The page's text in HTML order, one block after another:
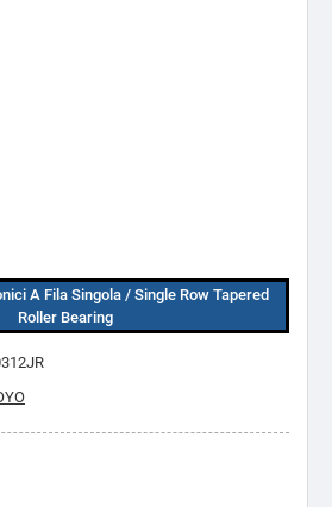
A Fila Singola / Single Row Tapered
Roller Bearing